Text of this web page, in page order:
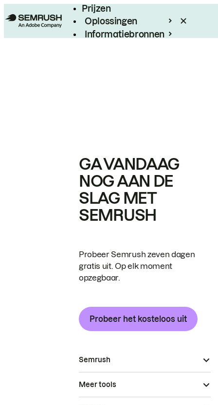
Prijzen
Oplossingen
Informatiebronnen
GA VANDAAG
NOG AAN DE
SLAG MET
SEMRUSH
Probeer Semrush zeven dagen
gratis uit. Op elk moment
opzegbaar.
Probeer het kosteloos uit
Semrush
Meer tools